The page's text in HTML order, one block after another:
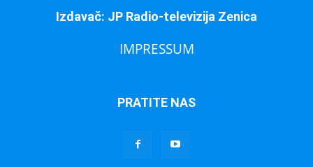
Izdavač: JP Radio-televizija Zenica
IMPRESSUM
PRATITE NAS